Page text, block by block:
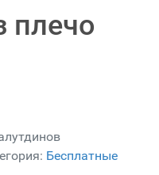
плечо
Бесплатные